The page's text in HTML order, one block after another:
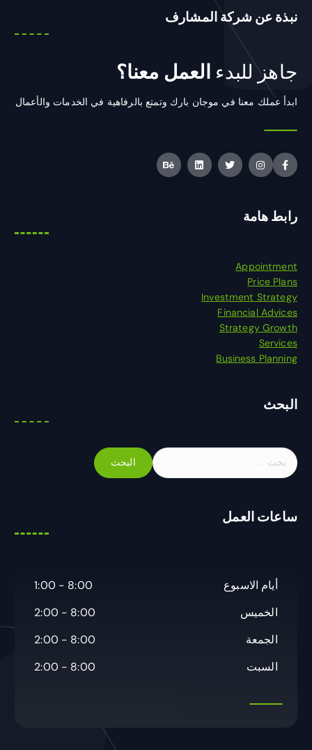
نبذة عن شركة المشارف
جاهز للبدء العمل معنا؟
ابدأ عملك معنا في موجان بارك وتمتع بالرفاهية في الخدمات والأعمال
رابط هامة
Appointment
Price Plans
Investment Strategy
Financial Advices
Strategy Growth
Services
Business Planning
البحث
ا
ل
ث
ساعات العمل
أيام الاسبوع
8:00 - 1:00
الخميس
8:00 - 2:00
الجمعة
8:00 - 2:00
السبت
8:00 - 2:00